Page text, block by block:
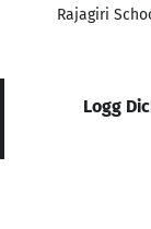
Rajagiri
Logg